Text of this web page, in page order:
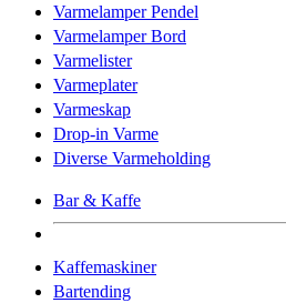
Varmelamper Pendel
Varmelamper Bord
Varmelister
Varmeplater
Varmeskap
Drop-in Varme
Diverse Varmeholding
Bar & Kaffe
Kaffemaskiner
Bartending